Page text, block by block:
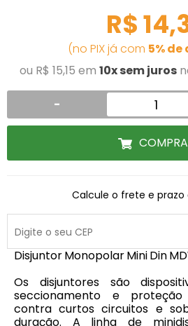
R$
(no PIX já com 5%
ou R$ 15,15 em 10x sem juros
-
Calcule o frete e
Disjuntor Monopolar Mini Din
Os disjuntores são
seccionamento e
contra curtos circuitos e
duração. A linha de